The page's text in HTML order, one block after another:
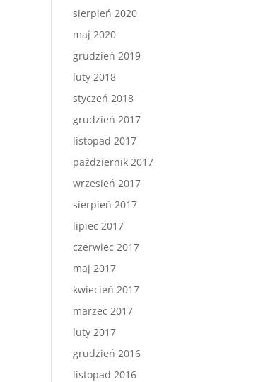
sierpień 2020
maj 2020
grudzień 2019
luty 2018
styczeń 2018
grudzień 2017
listopad 2017
październik 2017
wrzesień 2017
sierpień 2017
lipiec 2017
czerwiec 2017
maj 2017
kwiecień 2017
marzec 2017
luty 2017
grudzień 2016
listopad 2016